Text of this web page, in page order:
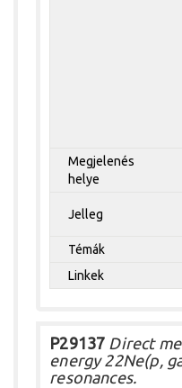
Megjelenés
helye
Jelleg
Témák
Linkek
P29137 Direct
energy 22Ne(p,
resonances.